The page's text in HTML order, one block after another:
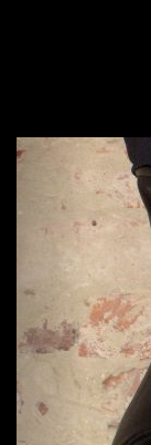
Previous